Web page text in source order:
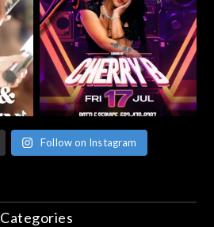
Follow on Instagram
Categories